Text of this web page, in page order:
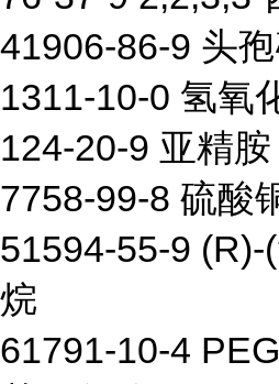
41906-86-9 头
1311-10-0 氢氧
124-20-9 亚精胺
7758-99-8 硫酸
51594-55-9 (R)-
烷
61791-10-4